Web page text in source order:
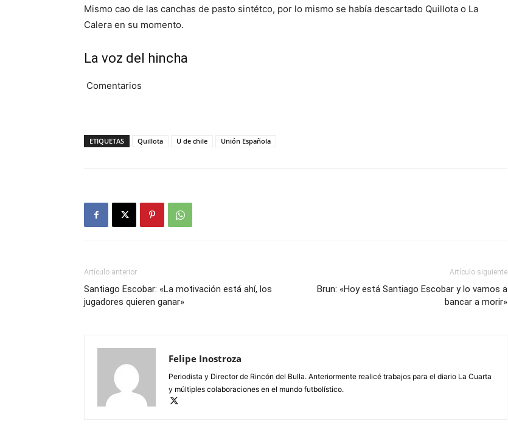
Mismo cao de las canchas de pasto sintétco, por lo mismo se había descartado Quillota o La
Calera en su momento.
La voz del hincha
Comentarios
ETIQUETAS Quillota U de chile Unión Española
Artículo anterior
Santiago Escobar: «La motivación está ahí, los
jugadores quieren ganar»
Artículo siguiente
Brun: «Hoy está Santiago Escobar y lo vamos a
bancar a morir»
Felipe Inostroza
Periodista y Director de Rincón del Bulla. Anteriormente realicé trabajos para el diario La Cuarta
y múltiples colaboraciones en el mundo futbolístico.